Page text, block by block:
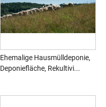
Ehemalige Hausmülldeponie,
Deponiefläche, Rekultivi...